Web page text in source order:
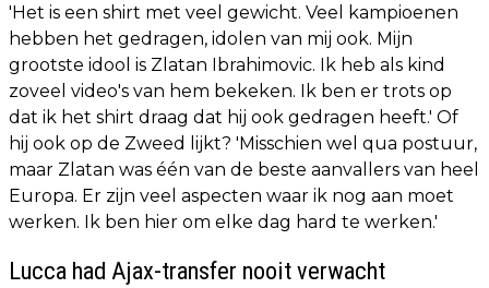
'Het is een shirt met veel gewicht. Veel kampioenen
hebben het gedragen, idolen van mij ook. Mijn
grootste idool is Zlatan Ibrahimovic. Ik heb als kind
zoveel video's van hem bekeken. Ik ben er trots op
dat ik het shirt draag dat hij ook gedragen heeft.' Of
hij ook op de Zweed lijkt? 'Misschien wel qua postuur,
maar Zlatan was één van de beste aanvallers van heel
Europa. Er zijn veel aspecten waar ik nog aan moet
werken. Ik ben hier om elke dag hard te werken.'
Lucca had Ajax-transfer nooit verwacht